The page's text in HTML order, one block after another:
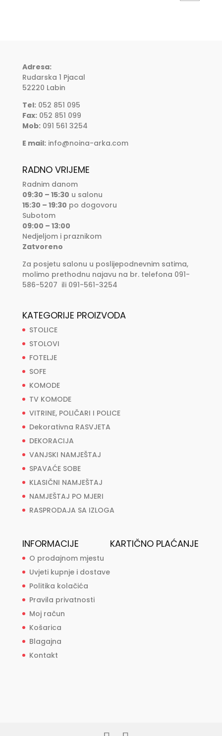
Adresa:
Rudarska 1 Pjacal
52220 Labin
Tel:052 851 095
Fax:052 851 099
Mob:091 561 3254
E mail: info@noina-arka.com
RADNO VRIJEME
Radnim danom
09:30 – 15:30 u salonu
15:30 – 19:30 po dogovoru
Subotom
09:00 – 13:00
Nedjeljom i praznikom
Zatvoreno
Za posjetu salonu u poslijepodnevnim satima,
molimo prethodnu najavu na br. telefona 091-
586-5207 ili 091-561-3254
KATEGORIJE PROIZVODA
STOLICE
STOLOVI
FOTELJE
SOFE
KOMODE
TV KOMODE
VITRINE, POLIČARI I POLICE
Dekorativna RASVJETA
DEKORACIJA
VANJSKI NAMJEŠTAJ
SPAVAĆE SOBE
KLASIČNI NAMJEŠTAJ
NAMJEŠTAJ PO MJERI
RASPRODAJA SA IZLOGA
INFORMACIJE
O prodajnom mjestu
Uvjeti kupnje i dostave
Politika kolačića
Pravila privatnosti
Moj račun
Košarica
Blagajna
Kontakt
KARTIČNO PLAĆANJE